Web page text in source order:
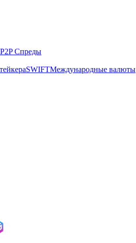
P2P Спреды
SWIFTМеждународные валюты